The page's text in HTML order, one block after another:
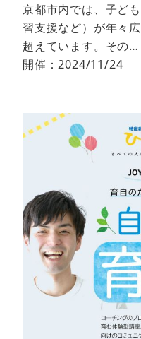
京都市内では、子ど
習支援など）が年々
超えています。その…
開催：2024/11/24